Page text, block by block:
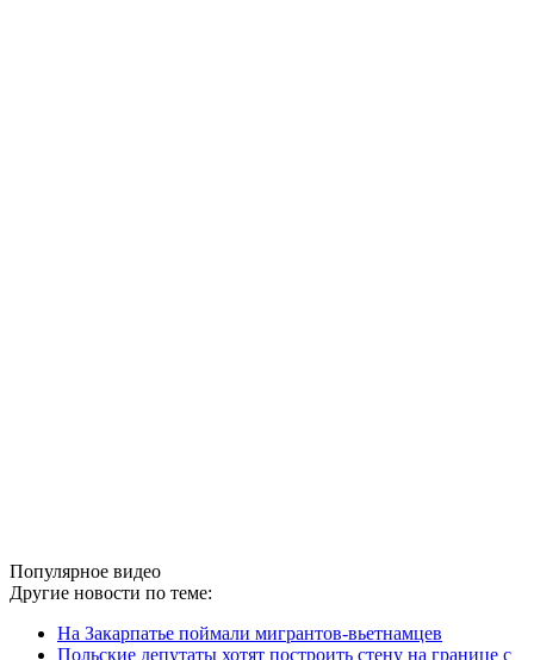
Популярное видео
Другие новости по теме:
На Закарпатье поймали мигрантов-вьетнамцев
Польские депутаты хотят построить стену на границе с